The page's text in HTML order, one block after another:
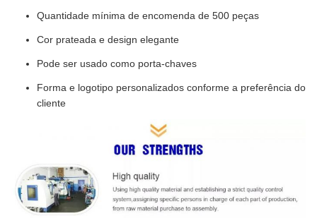
Quantidade mínima de encomenda de 500 peças
Cor prateada e design elegante
Pode ser usado como porta-chaves
Forma e logotipo personalizados conforme a preferência do
cliente